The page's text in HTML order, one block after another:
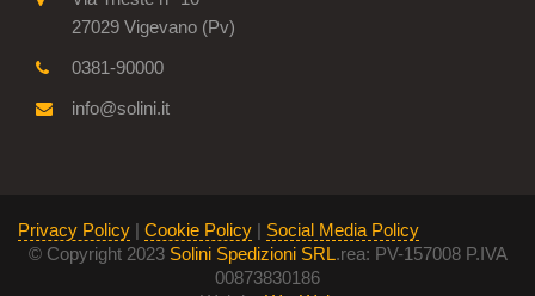
27029 Vigevano (Pv)
0381-90000
info@solini.it
Privacy Policy | Cookie Policy | Social Media Policy
© Copyright 2023 Solini Spedizioni SRL.rea: PV-157008 P.IVA
00873830186